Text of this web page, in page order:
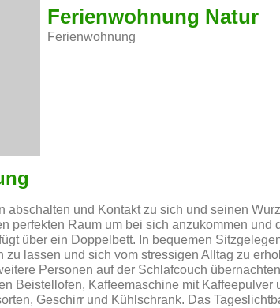
Ferienwohnung Natur
Ferienwohnung
abschalten und Kontakt zu sich und seinen
perfekten Raum um bei sich anzukommen und
über ein Doppelbett. In bequemen
lassen und sich vom stressigen Alltag zu
Personen auf der Schlafcouch
Beistellofen, Kaffeemaschine mit Kaffeepulver
Geschirr und Kühlschrank. Das